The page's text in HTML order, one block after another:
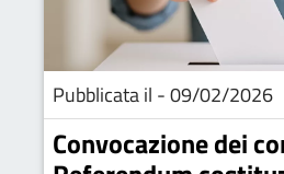
Pubblicata il - 09/02/2026
Convocazione dei